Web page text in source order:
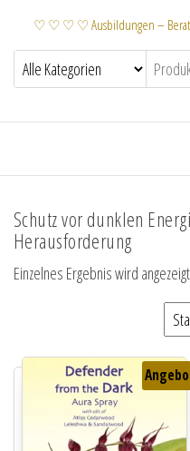
♡ ♡ ♡ ♡ Ausbildungen –
Schutz vor dunklen
Herausforderung
Einzelnes Ergebnis wird angezeigt